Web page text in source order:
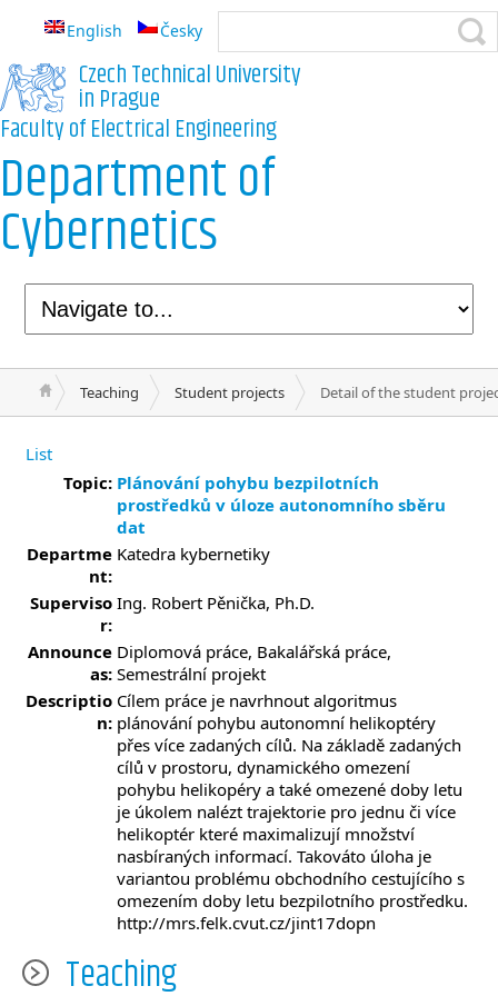
English Česky
Czech Technical University
in Prague
Faculty of Electrical Engineering
Department of
Cybernetics
Teaching Student projects Detail of the student
List
Topic: Plánování pohybu bezpilotních
prostředků v úloze autonomního sběru
dat
Departme
nt:
Katedra kybernetiky
Superviso
r:
Ing. Robert Pěnička, Ph.D.
Announce
as:
Diplomová práce, Bakalářská práce,
Semestrální projekt
Descriptio
n:
Cílem práce je navrhnout algoritmus
plánování pohybu autonomní helikoptéry
přes více zadaných cílů. Na základě zadaných
cílů v prostoru, dynamického omezení
pohybu helikopéry a také omezené doby letu
je úkolem nalézt trajektorie pro jednu či více
helikoptér které maximalizují množství
nasbíraných informací. Takováto úloha je
variantou problému obchodního cestujícího s
omezením doby letu bezpilotního prostředku.
http://mrs.felk.cvut.cz/jint17dopn
Teaching